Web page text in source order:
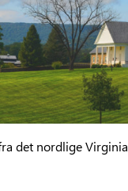
det nordlige Virginia